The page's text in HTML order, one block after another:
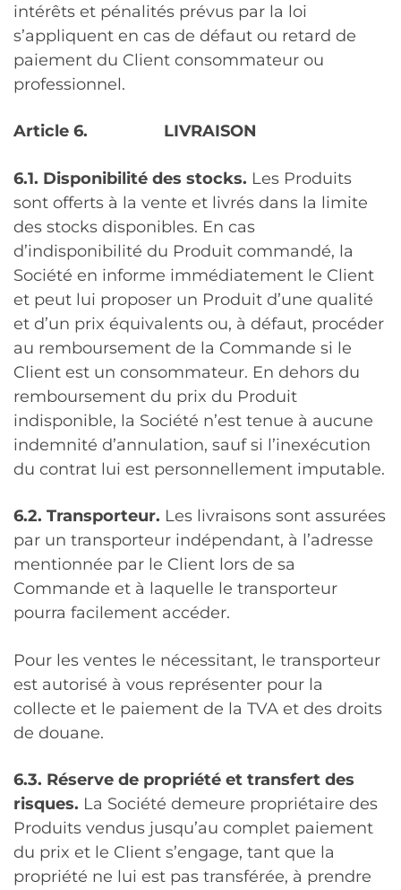
intérêts et pénalités prévus par la loi
s’appliquent en cas de défaut ou retard de
paiement du Client consommateur ou
professionnel.
Article 6. LIVRAISON
6.1. Disponibilité des stocks. Les Produits
sont offerts à la vente et livrés dans la limite
des stocks disponibles. En cas
d’indisponibilité du Produit commandé, la
Société en informe immédiatement le Client
et peut lui proposer un Produit d’une qualité
et d’un prix équivalents ou, à défaut, procéder
au remboursement de la Commande si le
Client est un consommateur. En dehors du
remboursement du prix du Produit
indisponible, la Société n’est tenue à aucune
indemnité d’annulation, sauf si l’inexécution
du contrat lui est personnellement imputable.
6.2. Transporteur. Les livraisons sont assurées
par un transporteur indépendant, à l’adresse
mentionnée par le Client lors de sa
Commande et à laquelle le transporteur
pourra facilement accéder.
Pour les ventes le nécessitant, le transporteur
est autorisé à vous représenter pour la
collecte et le paiement de la TVA et des droits
de douane.
6.3. Réserve de propriété et transfert des
risques. La Société demeure propriétaire des
Produits vendus jusqu’au complet paiement
du prix et le Client s’engage, tant que la
propriété ne lui est pas transférée, à prendre